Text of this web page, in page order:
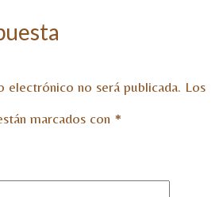
electrónico no será publicada. Los
marcados con *